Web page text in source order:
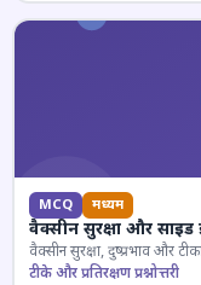
MCQ मध्यम
वैक्सीन सुरक्षा और
वैक्सीन सुरक्षा, दुष्प्रभाव और
टीके और प्रतिरक्षण प्रश्नोत्तरी